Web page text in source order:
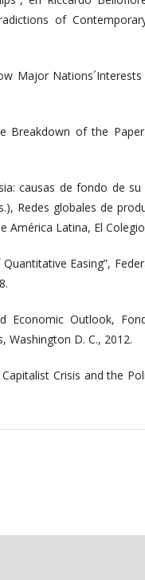
of
Major
Breakdown of the
causas de fondo de
Redes globales de
América Latina, El
Easing”,
Economic Outlook,
Washington D. C., 2012.
Crisis and the